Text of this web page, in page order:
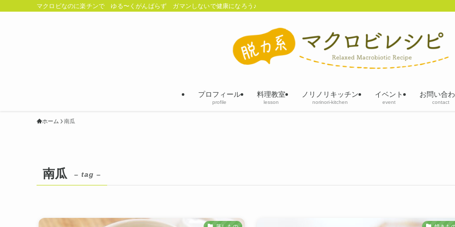
マクロビなのに楽チンで ゆる〜くがんばらず ガマンしないで健康になろう♪
プロフィール
profile
料理教室
lesson
ノリノリキッチン
norinori-kitchen
イベント
event
お問い合
contact
ホーム 南瓜
南瓜 – tag –